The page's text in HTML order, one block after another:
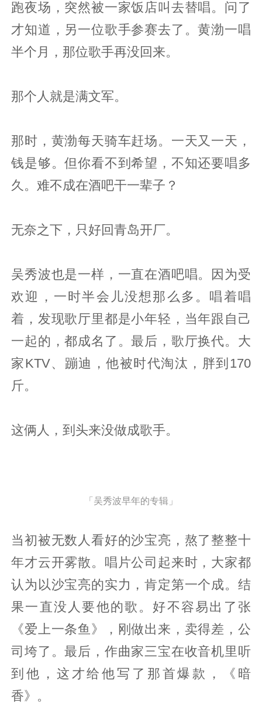
跑夜场，突然被一家饭店叫去替唱。问了
才知道，另一位歌手参赛去了。黄渤一唱
半个月，那位歌手再没回来。
那个人就是满文军。
那时，黄渤每天骑车赶场。一天又一天，
钱是够。但你看不到希望，不知还要唱多
久。难不成在酒吧干一辈子？
无奈之下，只好回青岛开厂。
吴秀波也是一样，一直在酒吧唱。因为受
欢迎，一时半会儿没想那么多。唱着唱
着，发现歌厅里都是小年轻，当年跟自己
一起的，都成名了。最后，歌厅换代。大
家KTV、蹦迪，他被时代淘汰，胖到170
斤。
这俩人，到头来没做成歌手。
「吴秀波早年的专辑」
当初被无数人看好的沙宝亮，熬了整整十
年才云开雾散。唱片公司起来时，大家都
认为以沙宝亮的实力，肯定第一个成。结
果一直没人要他的歌。好不容易出了张
《爱上一条鱼》，刚做出来，卖得差，公
司垮了。最后，作曲家三宝在收音机里听
到他，这才给他写了那首爆款，《暗
香》。